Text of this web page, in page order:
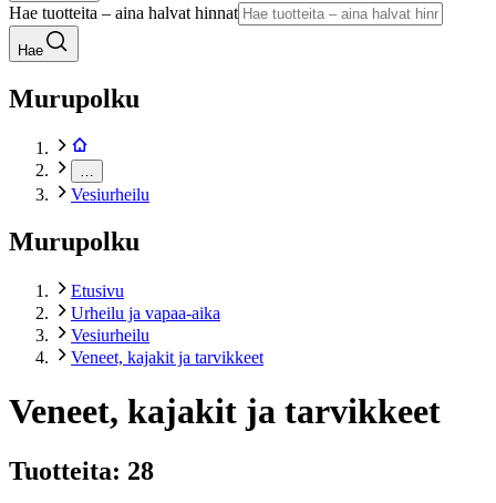
Hae tuotteita – aina halvat hinnat
Hae
Murupolku
Vesiurheilu
Murupolku
Etusivu
Urheilu ja vapaa-aika
Vesiurheilu
Veneet, kajakit ja tarvikkeet
Veneet, kajakit ja tarvikkeet
Tuotteita: 28